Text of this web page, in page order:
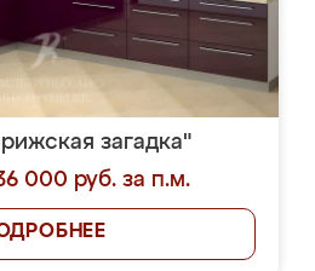
загадка"
000 руб. за п.м.